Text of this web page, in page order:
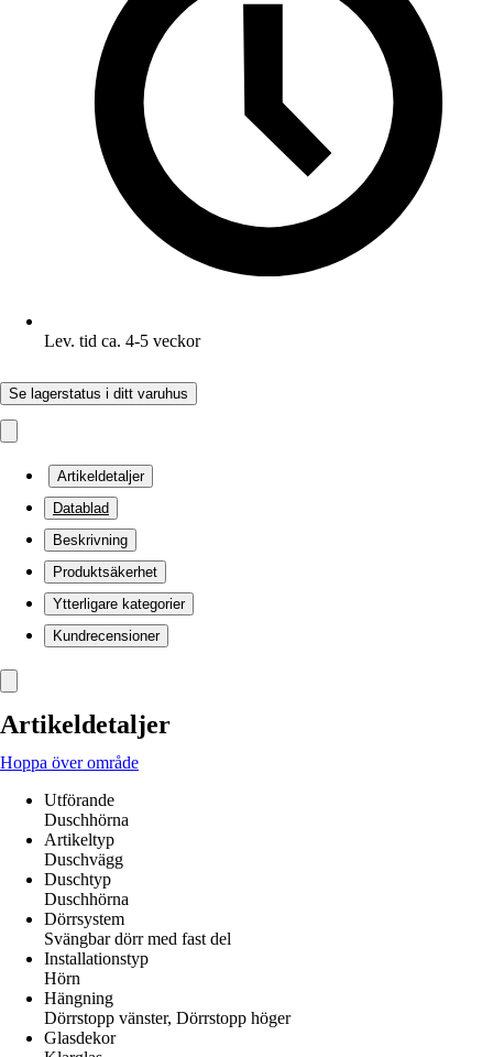
Lev. tid ca. 4-5 veckor
Se lagerstatus i ditt varuhus
Artikeldetaljer
Datablad
Beskrivning
Produktsäkerhet
Ytterligare kategorier
Kundrecensioner
Artikeldetaljer
Hoppa över område
Utförande
Duschhörna
Artikeltyp
Duschvägg
Duschtyp
Duschhörna
Dörrsystem
Svängbar dörr med fast del
Installationstyp
Hörn
Hängning
Dörrstopp vänster, Dörrstopp höger
Glasdekor